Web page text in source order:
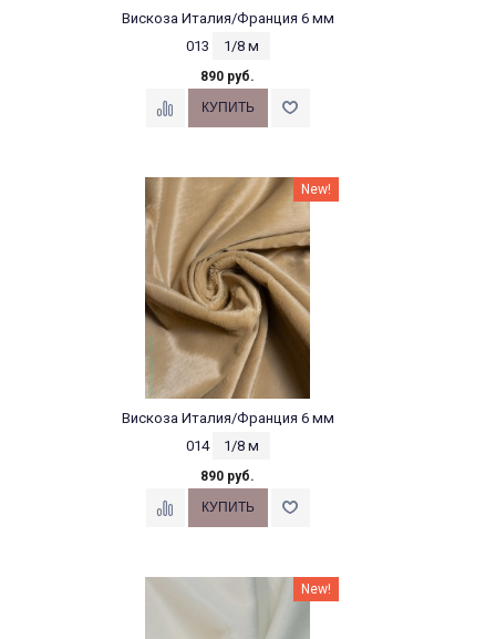
Вискоза Италия/Франция 6 мм
013
1/8 м
890 руб.
New!
Вискоза Италия/Франция 6 мм
014
1/8 м
890 руб.
New!